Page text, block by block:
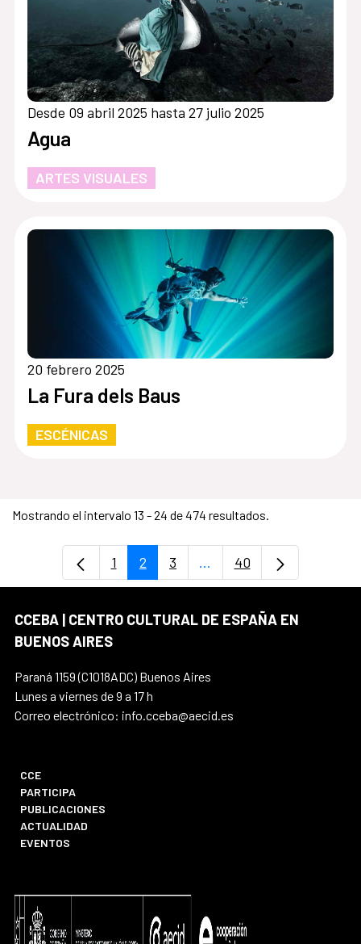
Desde 09 abril 2025 hasta 27 julio 2025
Agua
ARTES VISUALES
20 febrero 2025
La Fura dels Baus
ESCÉNICAS
Mostrando el intervalo 13 - 24 de 474 resultados.
Página
1 Página
2 Página
3 ...Páginas intermedias
Página
40
CCEBA | CENTRO CULTURAL DE ESPAÑA EN
BUENOS AIRES
Paraná 1159 (C1018ADC) Buenos Aires
Lunes a viernes de 9 a 17 h
Correo electrónico: info.cceba@aecid.es
CCE
PARTICIPA
PUBLICACIONES
ACTUALIDAD
EVENTOS